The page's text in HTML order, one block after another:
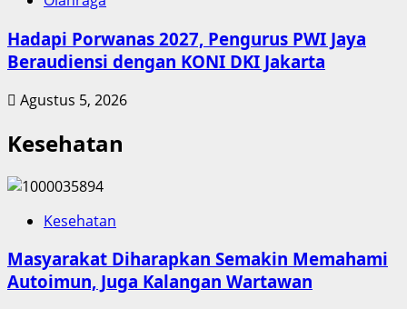
Hadapi Porwanas 2027, Pengurus PWI Jaya
Beraudiensi dengan KONI DKI Jakarta
Agustus 5, 2026
Kesehatan
Kesehatan
Masyarakat Diharapkan Semakin Memahami
Autoimun, Juga Kalangan Wartawan